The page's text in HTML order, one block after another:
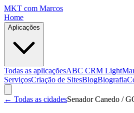
MKT com Marcos
Home
Aplicações
Todas as aplicaçõesABC CRM Light
ServiçosCriação de SitesBlogBiografia
← Todas as cidadesSenador Canedo /